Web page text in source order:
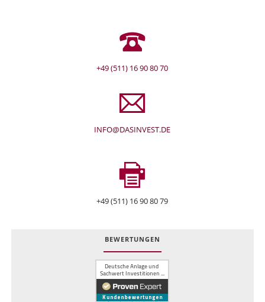
+49 (511) 16 90 80 70
INFO@DASINVEST.DE
+49 (511) 16 90 80 79
BEWERTUNGEN